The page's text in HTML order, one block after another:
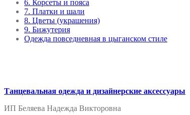
6. Корсеты и пояса
7. Платки и шали
8. Цветы (украшения)
9. Бижутерия
Одежда повседневная в цыганском стиле
Танцевальная одежда и дизайнерские аксессуары
ИП Беляева Надежда Викторовна